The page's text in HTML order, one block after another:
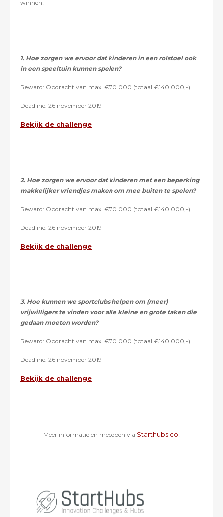
winnen!
1. Hoe zorgen we ervoor dat kinderen in een rolstoel ook
in een speeltuin kunnen spelen?
Reward: Opdracht van max. €70.000 (totaal €140.000,-)
Deadline: 26 november 2019
Bekijk de challenge
2. Hoe zorgen we ervoor dat kinderen met een beperking
makkelijker vriendjes maken om mee buiten te spelen?
Reward: Opdracht van max. €70.000 (totaal €140.000,-)
Deadline: 26 november 2019
Bekijk de challenge
3. Hoe kunnen we sportclubs helpen om (meer)
vrijwilligers te vinden voor alle kleine en grote taken die
gedaan moeten worden?
Reward: Opdracht van max. €70.000 (totaal €140.000,-)
Deadline: 26 november 2019
Bekijk de challenge
Meer informatie en meedoen via Starthubs.co!